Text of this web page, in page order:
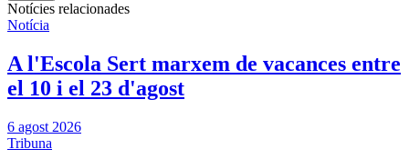
Notícies relacionades
Notícia
A l'Escola Sert marxem de vacances entre
el 10 i el 23 d'agost
6 agost 2026
Tribuna